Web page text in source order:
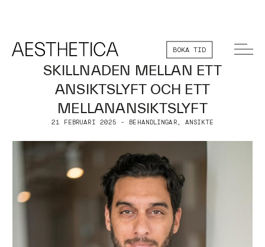
BOKA TID
SKILLNADEN MELLAN ETT
ANSIKTSLYFT OCH ETT
MELLANANSIKTSLYFT
21 FEBRUARI 2025 - BEHANDLINGAR, ANSIKTE